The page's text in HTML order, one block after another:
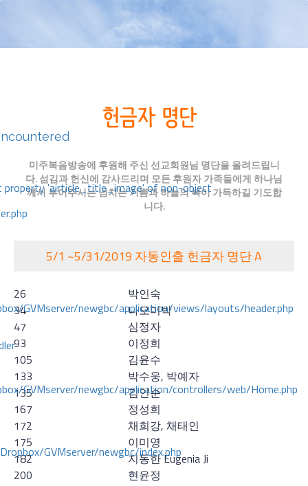
property 'airticle_title_image' of non-object
GVMserver/newgbc/application/views/layouts/header.php
GVMserver/newgbc/application/controllers/web/Home.php
GVMserver/newgbc/index.php
미주복음방송에 후원해 주신 선교회원님 명단을 올려드립니
다. 섬김과 헌신에 감사드리며 모든 후원자 가족들에게 하나님
께서 부어주시는 넘치는 기쁨과 하늘의 복이 가득하길 기도합
니다.
5/1 ~5/31/2019 자동인출 헌금자 명단 A
26
박인숙
34
나오미박
47
심정자
93
이정희
105
김윤수
133
박수웅, 박예자
135
김인순
167
정성희
172
채희강, 채태인
175
이미영
182
지동한 Eugenia Ji
200
현윤정